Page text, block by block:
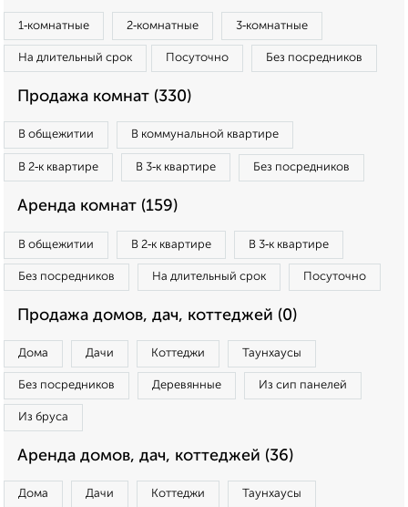
1‑комнатные 2‑комнатные 3‑комнатные
На длительный срок Посуточно Без посредников
Продажа комнат (330)
В общежитии В коммунальной квартире
В 2‑к квартире В 3‑к квартире Без посредников
Аренда комнат (159)
В общежитии В 2‑к квартире В 3‑к квартире
Без посредников На длительный срок Посуточно
Продажа домов, дач, коттеджей (0)
Дома Дачи Коттеджи Таунхаусы
Без посредников Деревянные Из сип панелей
Из бруса
Аренда домов, дач, коттеджей (36)
Дома Дачи Коттеджи Таунхаусы